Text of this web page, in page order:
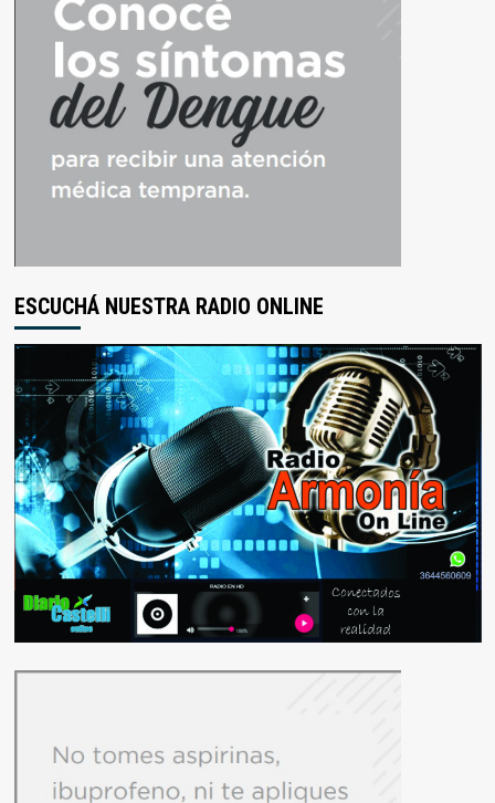
ESCUCHÁ NUESTRA RADIO ONLINE